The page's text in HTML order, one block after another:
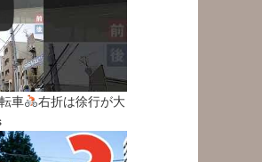
車
右折は徐行が大